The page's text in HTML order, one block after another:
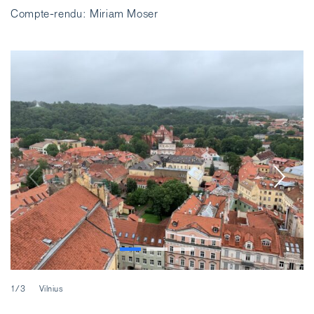
Compte-rendu: Miriam Moser
1/3 Vilnius